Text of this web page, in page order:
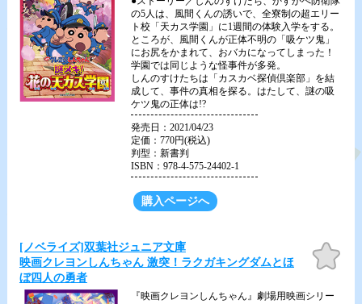
の5人は、風間くんの誘いで、全寮制の超エリー
ト校「天カス学園」に1週間の体験入学をする。
ところが、風間くんが正体不明の「吸ケツ鬼」
にお尻をかまれて、おバカになってしまった！
学園では同じような怪事件が多発。
しんのすけたちは「カスカベ探偵倶楽部」を結
成して、事件の真相を探る。はたして、謎の吸
ケツ鬼の正体は!?
発売日：2021/04/23
定価：770円(税込)
判型：新書判
ISBN：978-4-575-24402-1
購入ページへ
[ノベライズ]双葉社ジュニア文庫
映画クレヨンしんちゃん 激突！ラクガキングダムとほ
ぼ四人の勇者
お気
に入
『映画クレヨンしんちゃん』劇場用映画シリー